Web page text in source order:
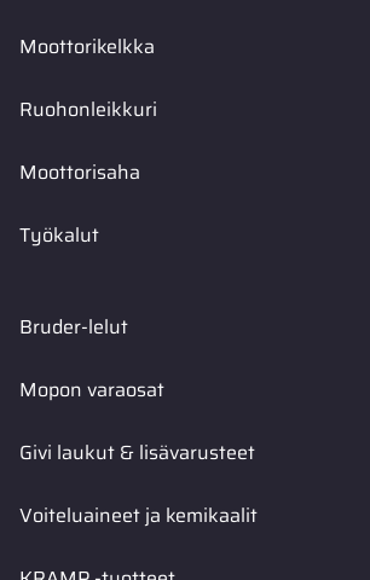
Moottorikelkka
Ruohonleikkuri
Moottorisaha
Työkalut
Bruder-lelut
Mopon varaosat
Givi laukut & lisävarusteet
Voiteluaineet ja kemikaalit